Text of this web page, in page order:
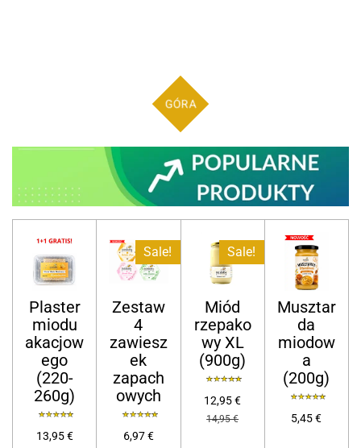
GÓRA
Plaster
miodu
akacjow
ego
(220-
260g)
13,95 €
Sale!
Zestaw
4
zawiesz
ek
zapach
owych
6,97 €
Sale!
Miód
rzepako
wy XL
(900g)
12,95 €
14,95 €
Musztar
da
miodow
a
(200g)
5,45 €